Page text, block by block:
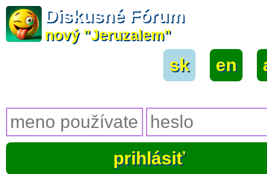
Diskusné Fórum
nový "Jeruzalem"
sk en